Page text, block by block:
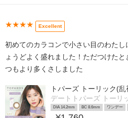
★★★★ Excellent
初めてのカラコンで小さい目のわた
ょうどよく盛れました！ただつけた
つもより多くさしました
トパーズ トーリック(乱
デートトパーズ トーリ
DIA 14.2mm BC 8.6mm ワンデー